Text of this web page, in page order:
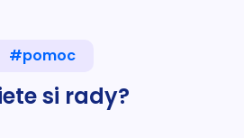
#pomoc
si rady?